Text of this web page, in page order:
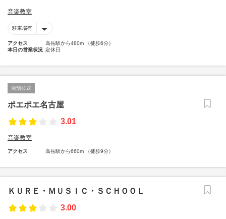
音楽教室
駐車場有
アクセス
高岳駅から480m （徒歩6分）
本日の営業状況 定休日
店舗公式
ポエポエ名古屋
3.01
音楽教室
アクセス 高岳駅から660m （徒歩9分）
ＫＵＲＥ・ＭＵＳＩＣ・ＳＣＨＯＯＬ
3.00